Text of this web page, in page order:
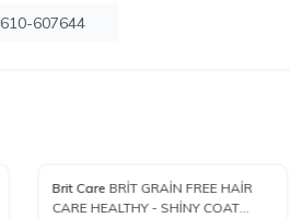
610-607644
%15
Favorilere Ekle
Brit Care BRİT GRAİN FREE HAİR
CARE HEALTHY - SHİNY COAT